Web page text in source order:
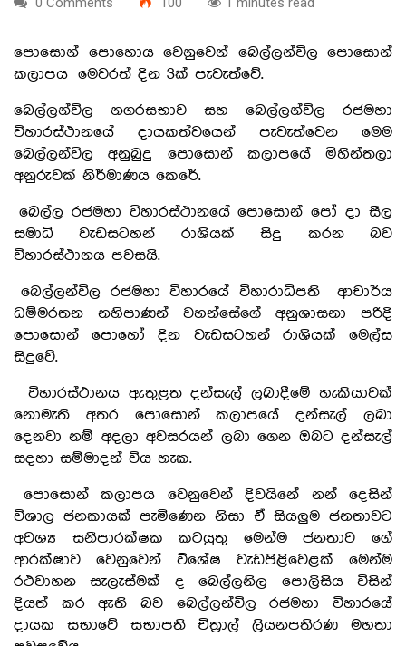
පොසොන් පොහොය වෙනුවෙන් බෙල්ලන්විල පොසොන්
කලාපය මෙවරත් දින 3ක් පැවැත්වේ.
බෙල්ලන්විල නගරසභාව සහ බෙල්ලන්විල රජමහා
විහාරස්ථානයේ දායකත්වයෙන් පැවැත්වෙන මෙම
බෙල්ලන්විල අනුබුදු පොසොන් කලාපයේ මිහින්තලා
අනුරුවක් නිර්මාණය කෙරේ.
බෙල්ල රජමහා විහාරස්ථානයේ පොසොන් පෝ දා සීල
සමාධි වැඩසටහන් රාශියක් සිදු කරන බව
විහාරස්ථානය පවසයි.
බෙල්ලන්විල රජමහා විහාරයේ විහාරාධිපති ආචාර්ය
ධම්මරතන නහිපාණන් වහන්සේගේ අනුශාසනා පරිදි
පොසොන් පොහෝ දින වැඩසටහන් රාශියක් මෙල්ස
සිදුවේ.
විහාරස්ථානය ඇතුළත දන්සැල් ලබාදීමේ හැකියාවක්
නොමැති අතර පොසොන් කලාපයේ දන්සැල් ලබා
දෙනවා නම් අදලා අවසරයන් ලබා ගෙන ඔබට දන්සැල්
සදහා සම්මාදන් විය හැක.
පොසොන් කලාපය වෙනුවෙන් දිවයිනේ නන් දෙසින්
විශාල ජනකායක් පැමිණෙන නිසා ඒ සියලුම ජනතාවට
අවශ්‍ය සනීපාරක්ෂක කටයුතු මෙන්ම ජනතාව ගේ
ආරක්ෂාව වෙනුවෙන් විශේෂ වැඩපිළිවෙළක් මෙන්ම
රථවාහන සැලැස්මක් ද බෙල්ලනිල පොලිසිය විසින්
දියත් කර ඇති බව බෙල්ලන්විල රජමහා විහාරයේ
දායක සභාවේ සභාපති චිත්‍රාල් ලියනපතිරණ මහතා